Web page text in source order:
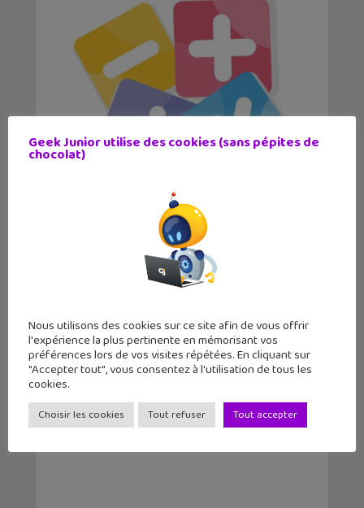
6 comptes Instagram pour booster
Comptes Ado »...
Geek Junior utilise des cookies (sans pépites de
chocolat)
Nous utilisons des cookies sur ce site afin de vous offrir
l'expérience la plus pertinente en mémorisant vos
préférences lors de vos visites répétées. En cliquant sur
"Accepter tout", vous consentez à l'utilisation de tous les
cookies.
Choisir les cookies Tout refuser Tout accepter